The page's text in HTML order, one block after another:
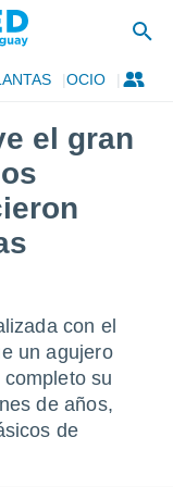
OCIO
el gran
con el
un agujero
su
de años,
de